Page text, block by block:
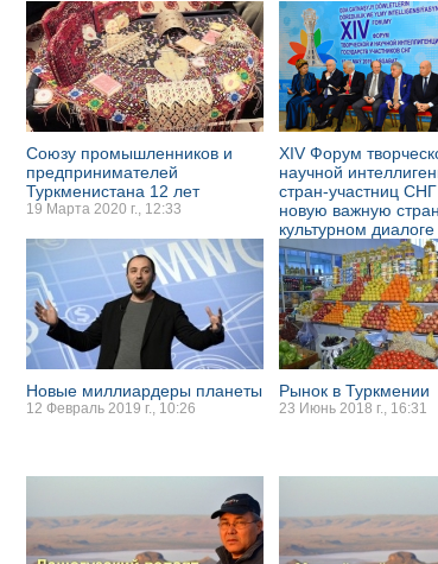
Союзу промышленников и
предпринимателей
Туркменистана 12 лет
19 Марта 2020 г., 12:33
XIV Форум
научной
стран-участниц СНГ
новую важную
культурном диалогe
16 Май 2019 г., 17:52
Новые миллиардеры планеты
12 Февраль 2019 г., 10:26
Рынок в Туркмении
23 Июнь 2018 г., 16:31